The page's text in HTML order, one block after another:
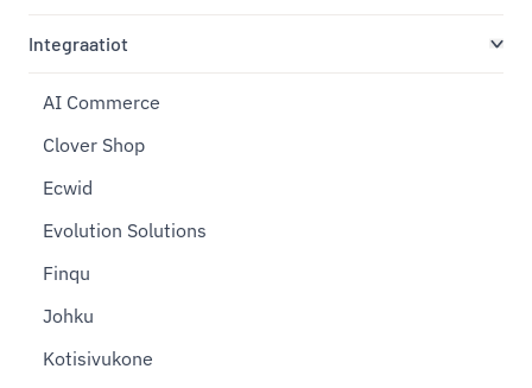
Integraatiot
AI Commerce
Clover Shop
Ecwid
Evolution Solutions
Finqu
Johku
Kotisivukone